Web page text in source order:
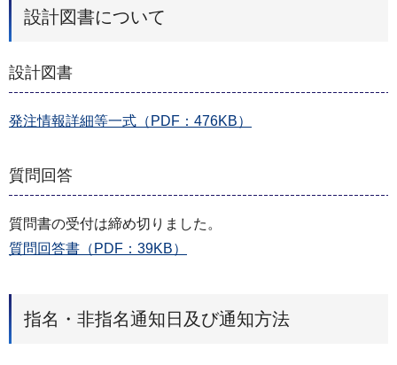
設計図書について
設計図書
発注情報詳細等一式（PDF：476KB）
質問回答
質問書の受付は締め切りました。
質問回答書（PDF：39KB）
指名・非指名通知日及び通知方法